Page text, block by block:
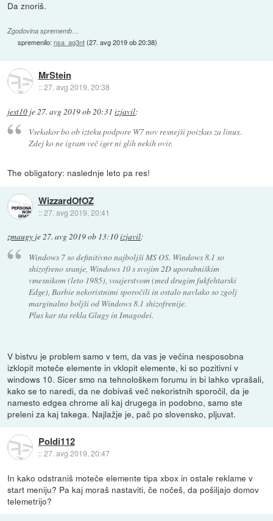
Da znoriš.
Zgodovina sprememb…
spremenilo:nsa_ag3nt(27. avg 2019 ob 20:38)
MrStein
::27. avg 2019, 20:38
jest10 je27. avg 2019 ob 20:31 izjavil:
Vsekakor bo ob izteku podpore W7 nov resnejši poizkus za linux.
Zdej ko ne igram več iger ni glih nekih ovir.
The obligatory: naslednje leto pa res!
WizzardOfOZ
::27. avg 2019, 20:41
zmaugy je27. avg 2019 ob 13:10izjavil:
Windows 7 so definitivno najboljši MS OS. Windows 8.1 so
shizofreno sranje, Windows 10 s svojim 2D uporabniškim
vmesnikom (leto 1985), voajerstvom (med drugim fukfehtarski
Edge), Barbie nekoristnimi sporočili in ostalo navlako so zgolj
marginalno boljši od Windows 8.1 shizofrenije.
Plus kar sta rekla Glugy in Imagodei.
V bistvu je problem samo v tem, da vas je večina nesposobna
izklopit moteče elemente in vklopit elemente, ki so pozitivni v
windows 10. Sicer smo na tehnološkem forumu in bi lahko vprašali,
kako se to naredi, da ne dobivaš več nekoristnih sporočil, da je
namesto edgea chrome ali kaj drugega in podobno, samo ste
preleni za kaj takega. Najlažje je, pač po slovensko, pljuvat.
Poldi112
::27. avg 2019, 20:47
In kako odstraniš moteče elemente tipa xbox in ostale reklame v
start meniju? Pa kaj moraš nastaviti, če nočeš, da pošiljajo domov
telemetrijo?